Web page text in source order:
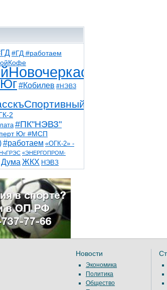
#ГД #работаем
#Кобилев #НЭВЗ
2
#ПК"НЭВЗ"
Юг #МСП
#работаем «ОГК-2» -
«ЭНЕРГОПРОМ-
Дума ЖКХ НЭВЗ
ТНТ
ветераны выборы
коррупция космос
парк пожар роща
художники
Новости
Экономика
Политика
Общество